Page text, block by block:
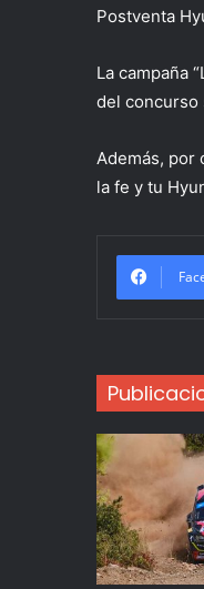
Postventa
La campaña
del concurso
Además, por
la fe y tu